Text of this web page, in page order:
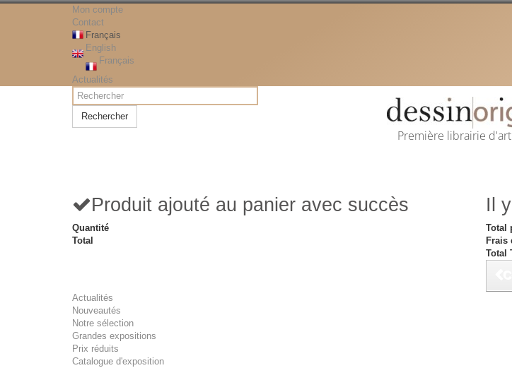
Mon compte
Contact
Français
English
Français
Actualités
Rechercher
Première librairie
Produit ajouté au panier avec succès
Quantité
Total
Il
Total
Frais
Total
Actualités
Nouveautés
Notre sélection
Grandes expositions
Prix réduits
Catalogue d'exposition